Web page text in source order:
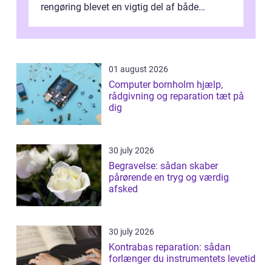
rengøring blevet en vigtig del af både
samlede ...
01 august 2026
Computer bornholm hjælp,
rådgivning og reparation tæt på
dig
30 july 2026
Begravelse: sådan skaber
pårørende en tryg og værdig
afsked
30 july 2026
Kontrabas reparation: sådan
forlænger du instrumentets levetid